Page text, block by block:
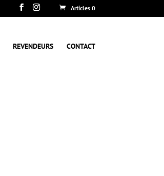
Articles 0
REVENDEURS CONTACT